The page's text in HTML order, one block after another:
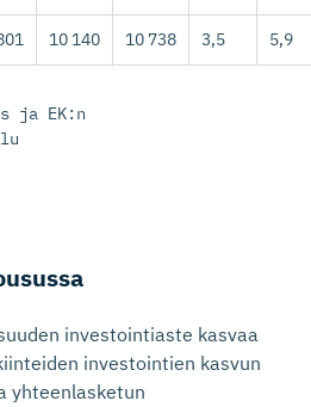
10 140 10 738 3,5 5,9
ja EK:n
investointiaste kasvaa
investointien kasvun
yhteenlasketun